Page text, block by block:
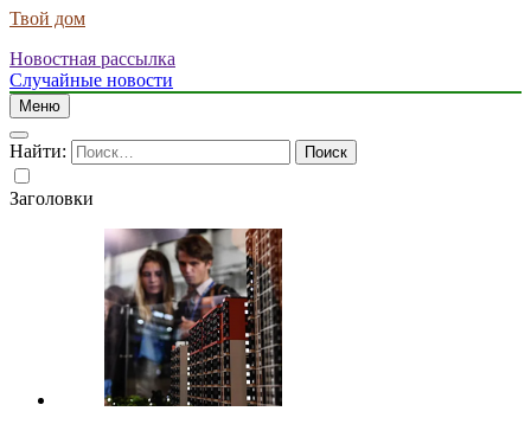
Твой дом
Новостная рассылка
Случайные новости
Меню
Найти:
Заголовки